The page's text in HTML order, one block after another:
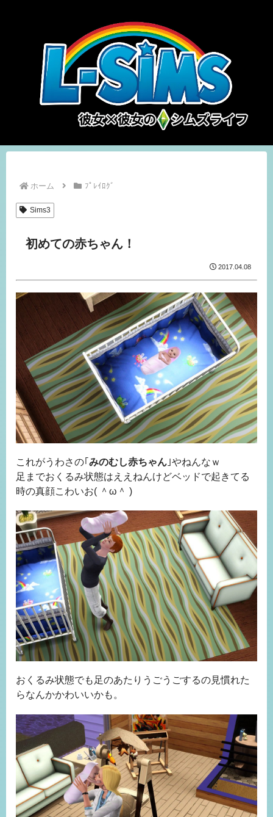
ホーム ﾌﾟﾚｲﾛｸﾞ
Sims3
初めての赤ちゃん！
2017.04.08
これがうわさの｢ みのむし赤ちゃん ｣やねんなｗ
足までおくるみ状態はええねんけどベッドで起きてる
時の真顔こわいお( ＾ω＾ )
おくるみ状態でも足のあたりうごうごするの見慣れた
らなんかかわいいかも。